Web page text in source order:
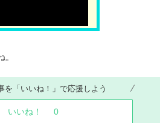
を「いいね！」で応援しよう
いいね！ 0